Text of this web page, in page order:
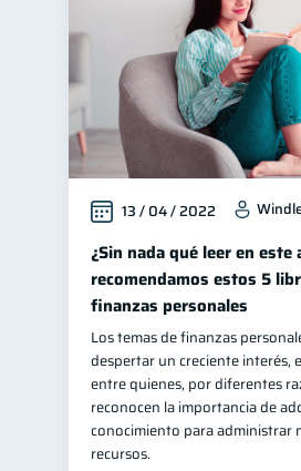
13 / 04 / 2022
¿Sin nada qué leer en este
recomendamos estos 5
finanzas personales
Los temas de finanzas
despertar un creciente interés,
entre quienes, por diferentes
reconocen la importancia de
conocimiento para administrar
recursos.